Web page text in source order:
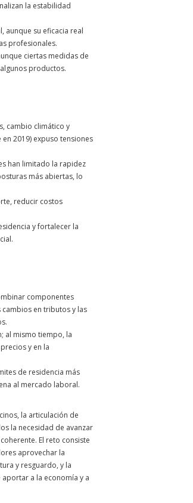
la estabilidad
aunque su eficacia real
profesionales.
ciertas medidas de
productos.
cambio climático y
2019) expuso tensiones
han limitado la rapidez
más abiertas, lo
reducir costos
y fortalecer la
componentes
en tributos y las
al mismo tiempo, la
y en la
de residencia más
al mercado laboral.
la articulación de
la necesidad de avanzar
El reto consiste
aprovechar la
y resguardo, y la
a la economía y a